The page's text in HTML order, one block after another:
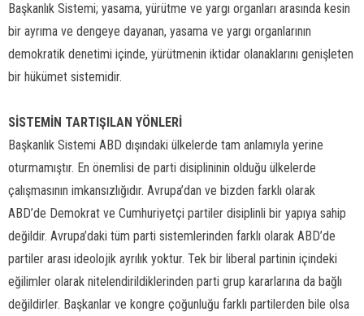
Başkanlık Sistemi; yasama, yürütme ve yargı organları arasında kesin
bir ayrıma ve dengeye dayanan, yasama ve yargı organlarının
demokratik denetimi içinde, yürütmenin iktidar olanaklarını genişleten
bir hükümet sistemidir.
SİSTEMİN TARTIŞILAN YÖNLERİ
Başkanlık Sistemi ABD dışındaki ülkelerde tam anlamıyla yerine
oturmamıştır. En önemlisi de parti disiplininin olduğu ülkelerde
çalışmasının imkansızlığıdır. Avrupa’dan ve bizden farklı olarak
ABD’de Demokrat ve Cumhuriyetçi partiler disiplinli bir yapıya sahip
değildir. Avrupa’daki tüm parti sistemlerinden farklı olarak ABD’de
partiler arası ideolojik ayrılık yoktur. Tek bir liberal partinin içindeki
eğilimler olarak nitelendirildiklerinden parti grup kararlarına da bağlı
değildirler. Başkanlar ve kongre çoğunluğu farklı partilerden bile olsa